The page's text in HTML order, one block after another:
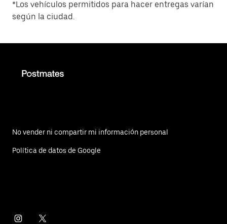
*Los vehículos permitidos para hacer entregas varían
según la ciudad.
No vender ni compartir mi información personal
Política de datos de Google